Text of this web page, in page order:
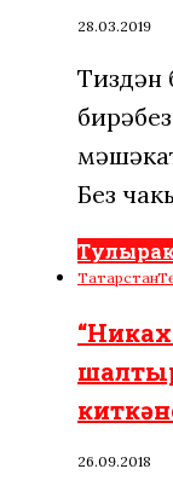
28.03.2019
Тиздән
Без
Татарстан
26.09.2018